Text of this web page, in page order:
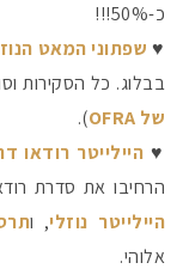
כ-50%!!!
♥ שפתוני המאט
בבלוג. כל הסקירות
של OFRA
).
♥ היילייטר רודאו
הרחיבו את סדרת
היילייטר נוזלי, ו
אלוהי.